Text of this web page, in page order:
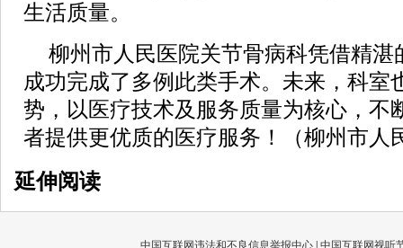
生活质量。
柳州市人民医院关节骨病科凭借精
成功完成了多例此类手术。未来，科室
势，以医疗技术及服务质量为核心，不
者提供更优质的医疗服务！（柳州市人
延伸阅读